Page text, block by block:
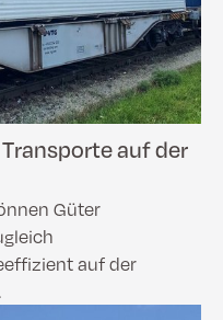
auf der
Güter
auf der